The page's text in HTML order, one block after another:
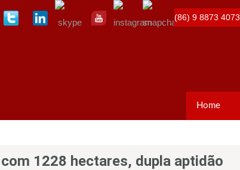
(86) 9 8873 4073
Home
1228 hectares, dupla aptidão